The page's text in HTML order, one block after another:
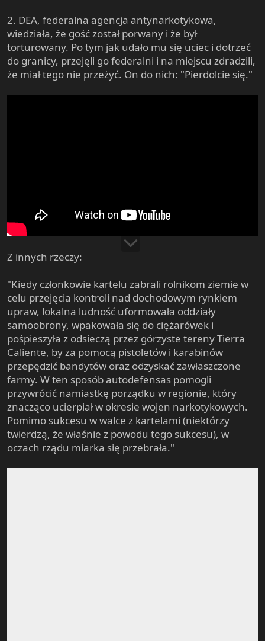
2. DEA, federalna agencja antynarkotykowa,
wiedziała, że gość został porwany i że był
torturowany. Po tym jak udało mu się uciec i dotrzeć
do granicy, przejęli go federalni i na miejscu zdradzili,
że miał tego nie przeżyć. On do nich: "Pierdolcie się."
Z innych rzeczy:
"Kiedy członkowie kartelu zabrali rolnikom ziemie w
celu przejęcia kontroli nad dochodowym rynkiem
upraw, lokalna ludność uformowała oddziały
samoobrony, wpakowała się do ciężarówek i
pośpieszyła z odsieczą przez górzyste tereny Tierra
Caliente, by za pomocą pistoletów i karabinów
przepędzić bandytów oraz odzyskać zawłaszczone
farmy. W ten sposób autodefensas pomogli
przywrócić namiastkę porządku w regionie, który
znacząco ucierpiał w okresie wojen narkotykowych.
Pomimo sukcesu w walce z kartelami (niektórzy
twierdzą, że właśnie z powodu tego sukcesu), w
oczach rządu miarka się przebrała."